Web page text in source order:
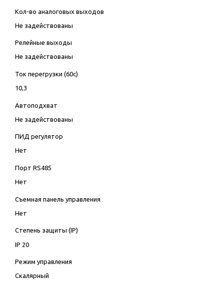
Кол-во аналоговых выходов
Не задействованы
Релейные выходы
Не задействованы
Ток перегрузки (60с)
10,3
Автоподхват
Не задействованы
ПИД регулятор
Нет
Порт RS485
Нет
Съемная панель управления
Нет
Степень защиты (IP)
IP 20
Режим управления
Скалярный